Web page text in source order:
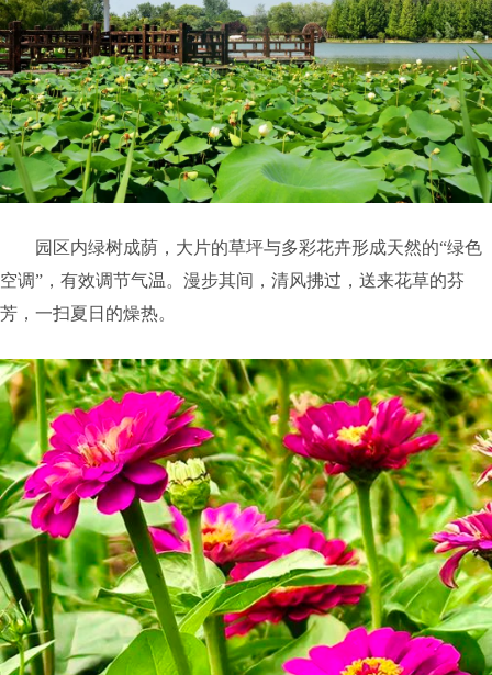
园区内绿树成荫，大片的草坪与多彩花卉形成天然的“绿色
空调”，有效调节气温。漫步其间，清风拂过，送来花草的芬
芳，一扫夏日的燥热。